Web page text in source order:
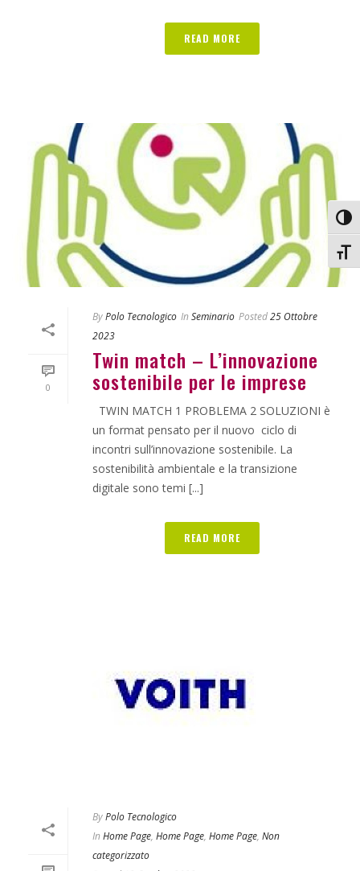
READ MORE
0
ByPolo Tecnologico In Seminario Posted25 Ottobre
2023
Twin match – L’innovazione
sostenibile per le imprese
TWIN MATCH 1 PROBLEMA 2 SOLUZIONI è
un format pensato per il nuovo ciclo di
incontri sull’innovazione sostenibile. La
sostenibilità ambientale e la transizione
digitale sono temi [...]
READ MORE
ByPolo Tecnologico
In Home Page, Home Page, Home Page, Non
categorizzato